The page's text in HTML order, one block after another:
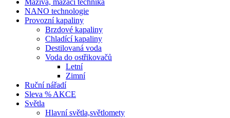
Maziva, mazací technika
NANO technologie
Provozní kapaliny
Brzdové kapaliny
Chladící kapaliny
Destilovaná voda
Voda do ostřikovačů
Letní
Zimní
Ruční nářadí
Sleva % AKCE
Světla
Hlavní světla,světlomety